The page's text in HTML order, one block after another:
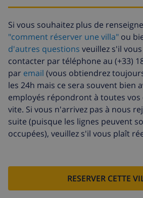
Départ tardif
113,75 $US
Nettoyage
supplémentaire
basée sur
énergétique
Fonds
d'annulation:
4.80% du
Si vous souhaitez plus de
"comment réserver une villa" ou
d'autres questions veuillez s'il
contacter par téléphone au (+33)
par email (vous obtiendrez
les 24h mais ce sera souvent bien
employés répondront à toutes
vite. Si vous n'arrivez pas à nous
suite (puisque les lignes peuvent
occupées), veuillez s'il vous plaît
RESERVER CETTE